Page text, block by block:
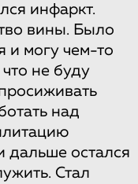
инфаркт.
вины. Было
и могу чем-то
не буду
над
дальше остался
Стал